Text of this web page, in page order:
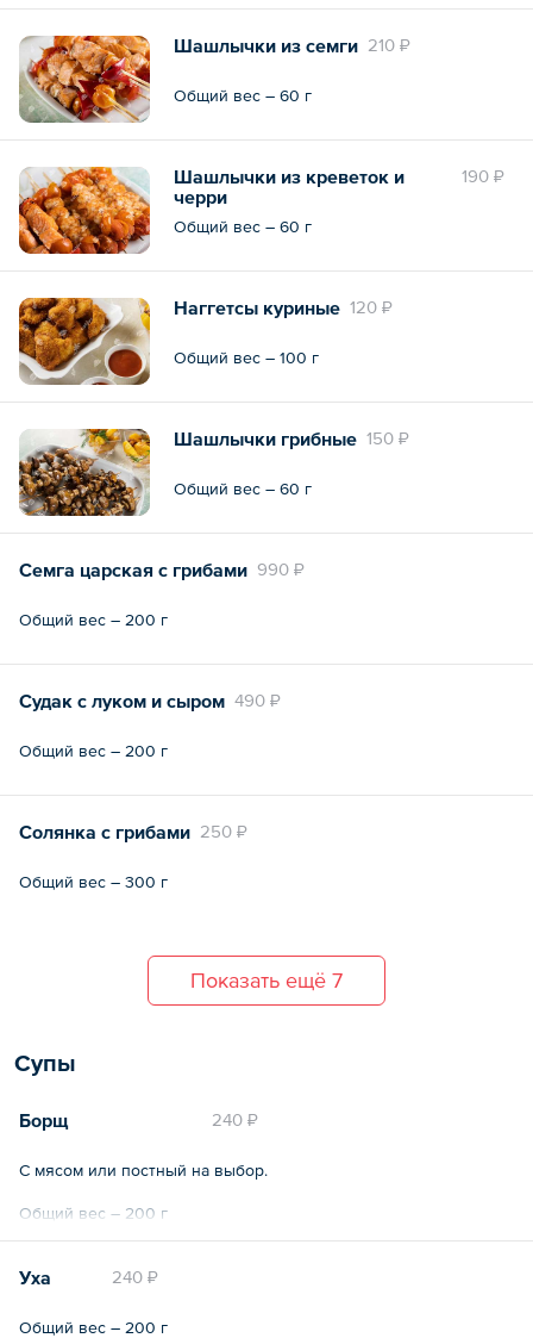
210 ₽
Шашлычки из семги
Общий вес – 60 г
190 ₽
Шашлычки из креветок и
черри
Общий вес – 60 г
120 ₽
Наггетсы куриные
Общий вес – 100 г
150 ₽
Шашлычки грибные
Общий вес – 60 г
990 ₽
Семга царская с грибами
Общий вес – 200 г
490 ₽
Судак с луком и сыром
Общий вес – 200 г
250 ₽
Солянка с грибами
Общий вес – 300 г
Показать ещё 7
Супы
240 ₽
Борщ
С мясом или постный на выбор.
Общий вес – 200 г
240 ₽
Уха
Общий вес – 200 г